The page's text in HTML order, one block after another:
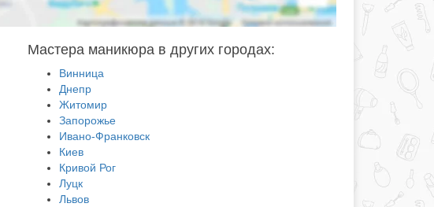
Мастера маникюра в других городах:
Винница
Днепр
Житомир
Запорожье
Ивано-Франковск
Киев
Кривой Рог
Луцк
Львов